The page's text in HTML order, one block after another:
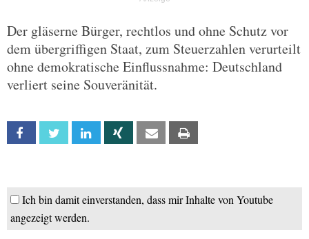
Der gläserne Bürger, rechtlos und ohne Schutz vor
dem übergriffigen Staat, zum Steuerzahlen verurteilt
ohne demokratische Einflussnahme: Deutschland
verliert seine Souveränität.
Facebook Twitter Linkedin Xing Email
Ich bin damit einverstanden, dass mir Inhalte von Youtube
angezeigt werden.